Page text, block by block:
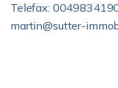
Telefax:
martin@sutter-